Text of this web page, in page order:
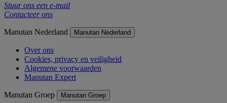
Stuur ons een e-mail
Contacteer ons
Manutan Nederland Manutan Nederland
Over ons
Cookies, privacy en veiligheid
Algemene voorwaarden
Manutan Expert
Manutan Groep Manutan Groep